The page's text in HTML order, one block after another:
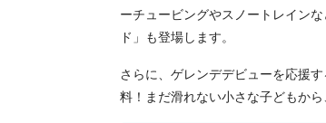
ーチュービングやスノートレイン
ド」も登場します。
さらに、ゲレンデデビューを応援
料！まだ滑れない小さな子どもか